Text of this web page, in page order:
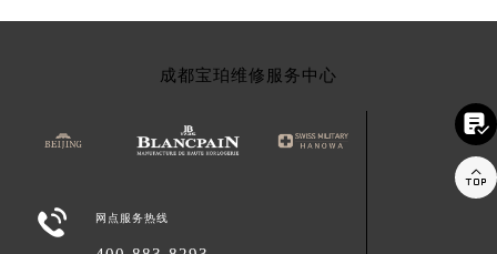
成都宝珀维修服务中心
 网点服务热线

